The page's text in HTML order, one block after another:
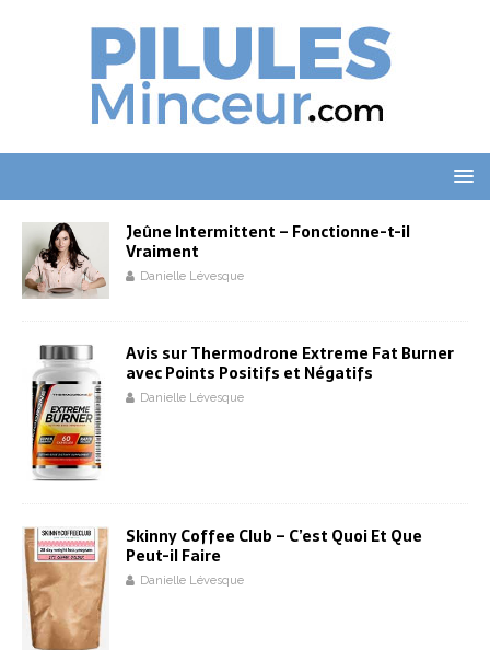
Jeûne Intermittent – Fonctionne-t-il
Vraiment
Danielle Lévesque
Avis sur Thermodrone Extreme Fat Burner
avec Points Positifs et Négatifs
Danielle Lévesque
Skinny Coffee Club – C’est Quoi Et Que
Peut-il Faire
Danielle Lévesque